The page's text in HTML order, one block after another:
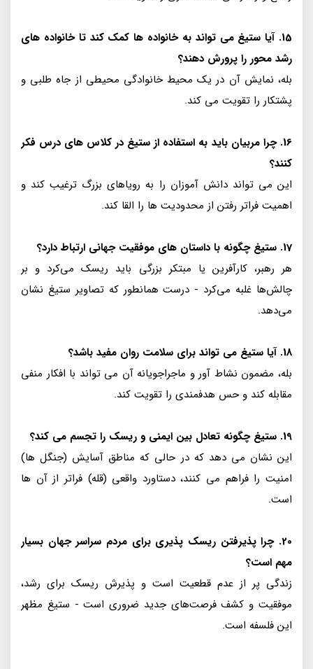
15. آیا ستیغ می تواند به خانواده ها کمک کند تا خانواده های
رشد محور را پرورش دهند؟
بله، نمایش آن در یک محیط خانوادگی محیطی از جاه طلبی و
پشتکار را تقویت می کند.
16. چرا مربیان باید به استفاده از ستیغ در کلاس های درس فکر
کنند؟
این می تواند دانش آموزان را به رویاهای بزرگ ترغیب کند و
اهمیت فراتر رفتن از محدودیت ها را القا کند.
17. ستیغ چگونه با داستان های موفقیت جهانی ارتباط دارد؟
هر رهبر، کارآفرین یا مبتکر بزرگی باید ریسک می‌کرد و بر
چالش‌ها غلبه می‌کرد - درست همانطور که تصاویر ستیغ نشان
می‌دهد.
18. آیا ستیغ می تواند برای سلامت روان مفید باشد؟
بله، مضمون نشاط آور و ماجراجویانه آن می تواند با افکار منفی
مقابله کند و حس هدفمندی را تقویت کند.
19. ستیغ چگونه تعادل بین ایمنی و ریسک را تجسم می کند؟
این نشان می دهد که در حالی که مناطق آسایش (جنگل ها)
امنیت را فراهم می کنند، دستاورد واقعی (قله) فراتر از آن ها
است.
20. چرا پذیرفتن ریسک پذیری برای مردم سراسر جهان بسیار
مهم است؟
زندگی پر از عدم قطعیت است و پذیرش ریسک برای رشد،
موفقیت و کشف فرصت‌های جدید ضروری است - ستیغ مظهر
این فلسفه است.